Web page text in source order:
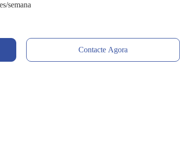
semana
Contacte Agora